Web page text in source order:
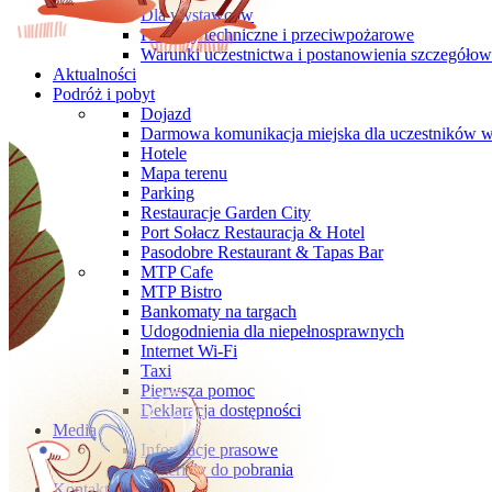
Dla wystawców
Przepisy techniczne i przeciwpożarowe
Warunki uczestnictwa i postanowienia
Aktualności
Podróż i pobyt
Dojazd
Darmowa komunikacja miejska dla uczestników
Hotele
Mapa terenu
Parking
Restauracje Garden City
Port Sołacz Restauracja & Hotel
Pasodobre Restaurant & Tapas Bar
MTP Cafe
MTP Bistro
Bankomaty na targach
Udogodnienia dla niepełnosprawnych
Internet Wi-Fi
Taxi
Pierwsza pomoc
Deklaracja dostępności
Media
Informacje prasowe
Materiały do pobrania